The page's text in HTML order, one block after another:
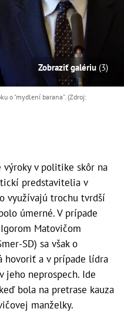
Zobraziť galériu (3)
o "mydlení barana". (Zdroj:
výroky v politike skôr na
predstavitelia v
využívajú trochu tvrdší
úmerné. V prípade
Matovičom
SD) sa však o
hovoriť a v prípade lídra
jeho neprospech. Ide
bola na pretrase kauza
manželky.